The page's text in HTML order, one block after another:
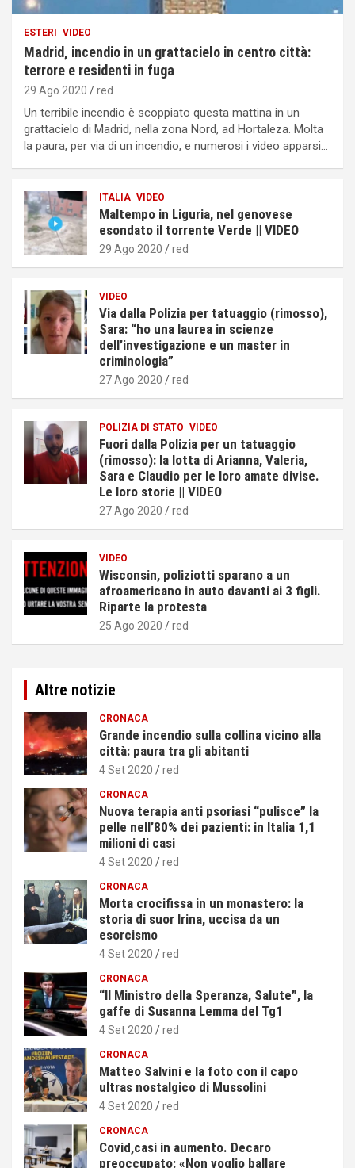
ESTERI VIDEO
Madrid, incendio in un grattacielo in centro città:
terrore e residenti in fuga
29 Ago 2020 red
Un terribile incendio è scoppiato questa mattina in un
grattacielo di Madrid, nella zona Nord, ad Hortaleza. Molta
la paura, per via di un incendio, e numerosi i video apparsi…
ITALIA VIDEO
Maltempo in Liguria, nel genovese
esondato il torrente Verde || VIDEO
29 Ago 2020 red
VIDEO
Via dalla Polizia per tatuaggio (rimosso),
Sara: “ho una laurea in scienze
dell’investigazione e un master in
criminologia”
27 Ago 2020 red
POLIZIA DI STATO VIDEO
Fuori dalla Polizia per un tatuaggio
(rimosso): la lotta di Arianna, Valeria,
Sara e Claudio per le loro amate divise.
Le loro storie || VIDEO
27 Ago 2020 red
VIDEO
Wisconsin, poliziotti sparano a un
afroamericano in auto davanti ai 3 figli.
Riparte la protesta
25 Ago 2020 red
Altre notizie
CRONACA
Grande incendio sulla collina vicino alla
città: paura tra gli abitanti
4 Set 2020 red
CRONACA
Nuova terapia anti psoriasi “pulisce” la
pelle nell’80% dei pazienti: in Italia 1,1
milioni di casi
4 Set 2020 red
CRONACA
Morta crocifissa in un monastero: la
storia di suor Irina, uccisa da un
esorcismo
4 Set 2020 red
CRONACA
“Il Ministro della Speranza, Salute”, la
gaffe di Susanna Lemma del Tg1
4 Set 2020 red
CRONACA
Matteo Salvini e la foto con il capo
ultras nostalgico di Mussolini
4 Set 2020 red
CRONACA
Covid,casi in aumento. Decaro
preoccupato: «Non voglio ballare